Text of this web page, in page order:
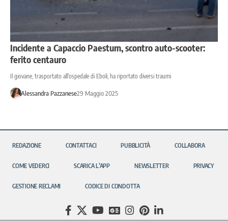
Incidente a Capaccio Paestum, scontro auto-scooter:
ferito centauro
Il giovane, trasportato all'ospedale di Eboli, ha riportato diversi traumi
Alessandra Pazzanese29 Maggio 2025
REDAZIONE CONTATTACI PUBBLICITÀ COLLABORA
COME VEDERCI SCARICA L’APP NEWSLETTER PRIVACY
GESTIONE RECLAMI CODICE DI CONDOTTA